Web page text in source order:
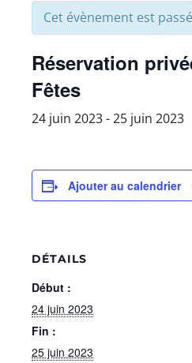
Cet évènement est
Réservation
Fêtes
24 juin 2023-25 juin 2023
Ajouter au calendrier
DÉTAILS
Début :
24 juin 2023
Fin :
25 juin 2023